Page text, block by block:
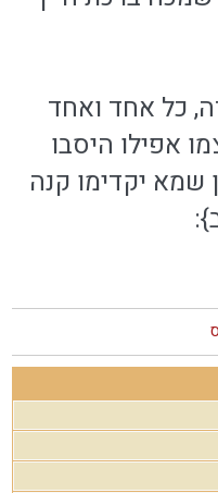
כל אחד ואחד
אפילו היסבו
שמא יקדימו קנה